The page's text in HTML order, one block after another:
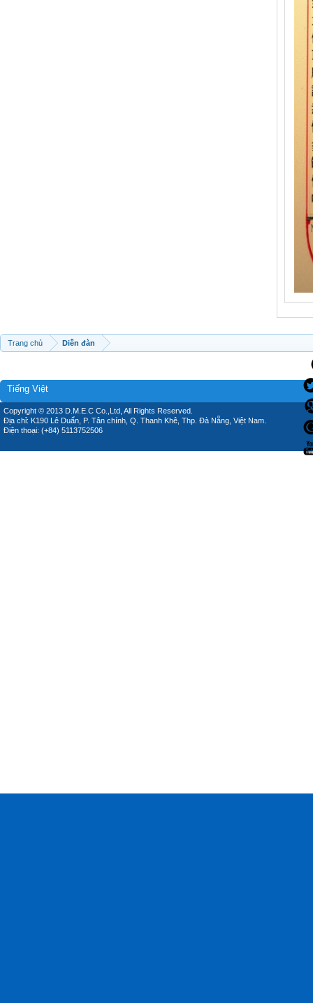
Trang chủ Diễn đàn
Tiếng Việt
Copyright © 2013 D.M.E.C Co.,Ltd, All Rights Reserved.
Địa chỉ: K190 Lê Duẩn, P. Tân chính, Q. Thanh Khê, Thp. Đà Nẵng, Việt Nam.
Điện thoại: (+84) 5113752506